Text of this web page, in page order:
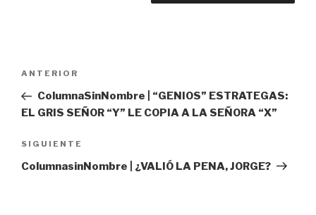
entradas
Entrada
anterior:
ANTERIOR
ColumnaSinNombre | “GENIOS” ESTRATEGAS:
EL GRIS SEÑOR “Y” LE COPIA A LA SEÑORA “X”
Siguiente
entrada
SIGUIENTE
ColumnasinNombre | ¿VALIÓ LA PENA, JORGE?